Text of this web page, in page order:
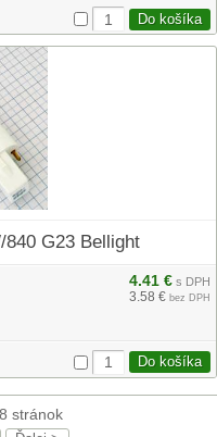
G23 Bellight
4.41 € s DPH
3.58 € bez DPH
stránok